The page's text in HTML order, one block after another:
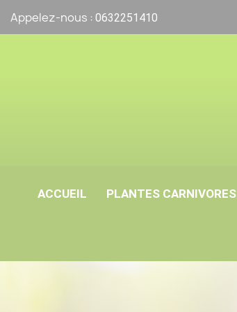
Appelez-nous : 0632251410
ACCUEIL PLANTES CARNIVORES